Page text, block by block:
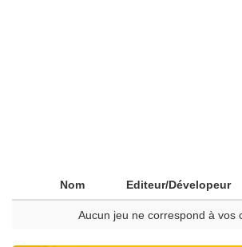
Nom Editeur/Dévelopeur
Aucun jeu ne correspond à vos